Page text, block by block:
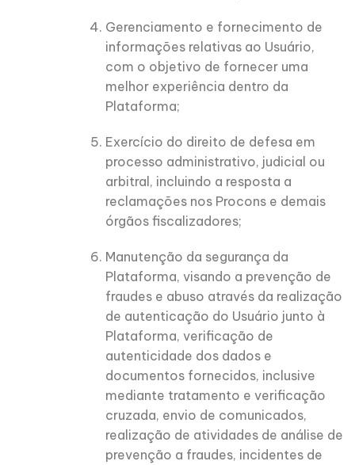
Gerenciamento e fornecimento de
informações relativas ao Usuário,
com o objetivo de fornecer uma
melhor experiência dentro da
Plataforma;
Exercício do direito de defesa em
processo administrativo, judicial ou
arbitral, incluindo a resposta a
reclamações nos Procons e demais
órgãos fiscalizadores;
Manutenção da segurança da
Plataforma, visando a prevenção de
fraudes e abuso através da realização
de autenticação do Usuário junto à
Plataforma, verificação de
autenticidade dos dados e
documentos fornecidos, inclusive
mediante tratamento e verificação
cruzada, envio de comunicados,
realização de atividades de análise de
prevenção a fraudes, incidentes de